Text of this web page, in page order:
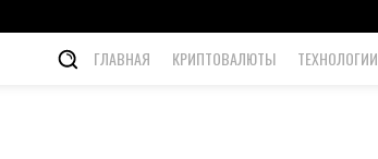
ГЛАВНАЯ КРИПТОВАЛЮТЫ ТЕХНОЛОГИИ